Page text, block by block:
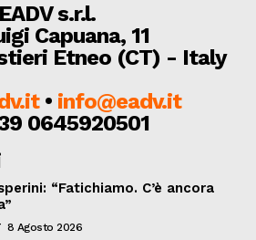
EADV s.r.l.
Capuana, 11
Etneo (CT) - Italy
• info@eadv.it
0645920501
“Fatichiamo. C’è ancora
8 Agosto 2026